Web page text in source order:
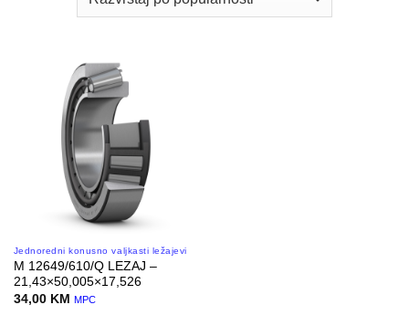
Jednoredni konusno valjkasti ležajevi
M 12649/610/Q LEZAJ –
21,43×50,005×17,526
34,00 KM MPC